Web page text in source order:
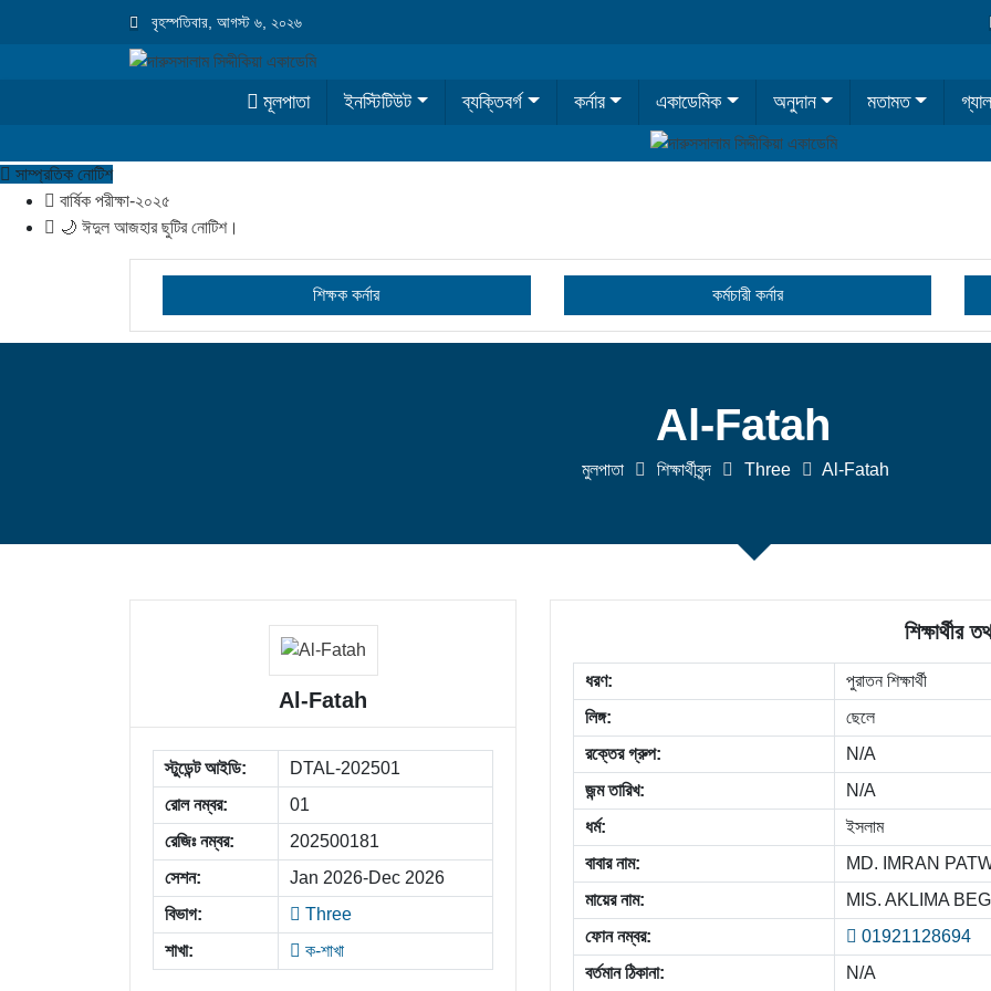
বৃহস্পতিবার, আগস্ট ৬, ২০২৬
মূলপাতা ইনস্টিটিউট ব্যক্তিবর্গ কর্নার একাডেমিক অনুদান মতামত
সাম্প্রতিক নোটিশ
বার্ষিক পরীক্ষা-২০২৫
🌙 ঈদুল আজহার ছুটির নোটিশ।
শিক্ষক কর্নার কর্মচারী কর্নার
Al-Fatah
মুলপাতা শিক্ষার্থীবৃন্দ Three Al-Fatah
Al-Fatah
স্টুডেন্ট আইডি:
DTAL-202501
রোল নম্বর:
01
রেজিঃ নম্বর:
202500181
সেশন:
Jan 2026-Dec 2026
বিভাগ:
Three
শাখা:
ক-শাখা
শিক্ষার্থীর
ধরণ:
পুরাতন শিক্ষার্থী
লিঙ্গ:
ছেলে
রক্তের গ্রুপ:
N/A
জন্ম তারিখ:
N/A
ধর্ম:
ইসলাম
বাবার নাম:
MD. IMRAN
মায়ের নাম:
MIS. AKLIMA
ফোন নম্বর:
01921128694
বর্তমান ঠিকানা:
N/A